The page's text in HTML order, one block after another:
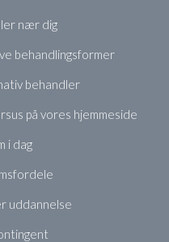
nær dig
behandlingsformer
behandler
på vores hjemmeside
i dag
uddannelse